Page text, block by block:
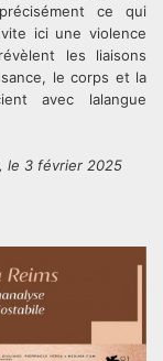
ce qui
ici une violence
les liaisons
le corps et la
avec lalangue
le 3 février 2025